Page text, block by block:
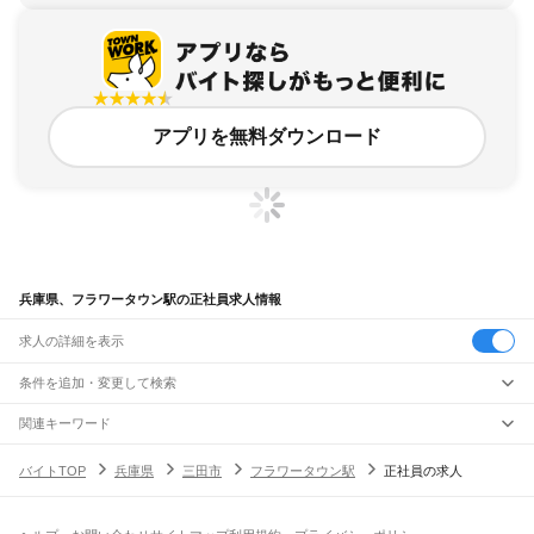
アプリを無料ダウンロード
兵庫県、フラワータウン駅の正社員求人情報
求人の詳細を表示
条件を追加・変更して検索
市区町村を追加・変更
兵庫県すべて
駅を追加・変更
尼崎駅 立花駅甲子園口駅 さくら夙川駅 芦屋駅 甲南山手駅
関連キーワード
バイトTOP
兵庫県 三田市 フラワータウン駅 正社員の求人